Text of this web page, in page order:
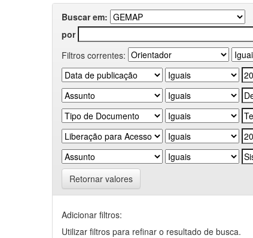
Buscar em:
por
Filtros correntes:
Retornar valores
Adicionar filtros:
Utilizar filtros para refinar o resultado de busca.